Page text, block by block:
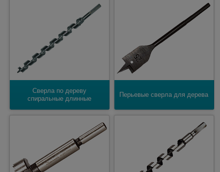
Сверла по дереву
спиральные длинные
Перьевые сверла для дерева